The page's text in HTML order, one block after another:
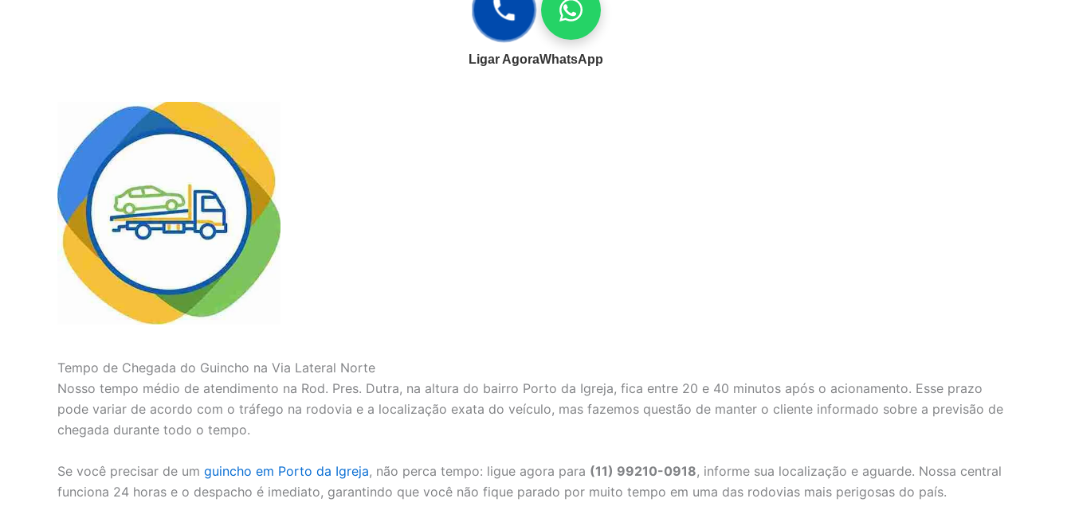
Ligar AgoraWhatsApp
Tempo de Chegada do Guincho na Via Lateral Norte
Nosso tempo médio de atendimento na Rod. Pres. Dutra, na altura do bairro Porto da Igreja, fica entre 20 e 40 minutos após o acionamento. Esse prazo
pode variar de acordo com o tráfego na rodovia e a localização exata do veículo, mas fazemos questão de manter o cliente informado sobre a previsão de
chegada durante todo o tempo.
Se você precisar de um guincho em Porto da Igreja, não perca tempo: ligue agora para (11) 99210-0918, informe sua localização e aguarde. Nossa central
funciona 24 horas e o despacho é imediato, garantindo que você não fique parado por muito tempo em uma das rodovias mais perigosas do país.